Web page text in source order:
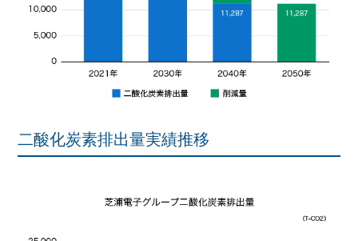
二酸化炭素排出量実績推移